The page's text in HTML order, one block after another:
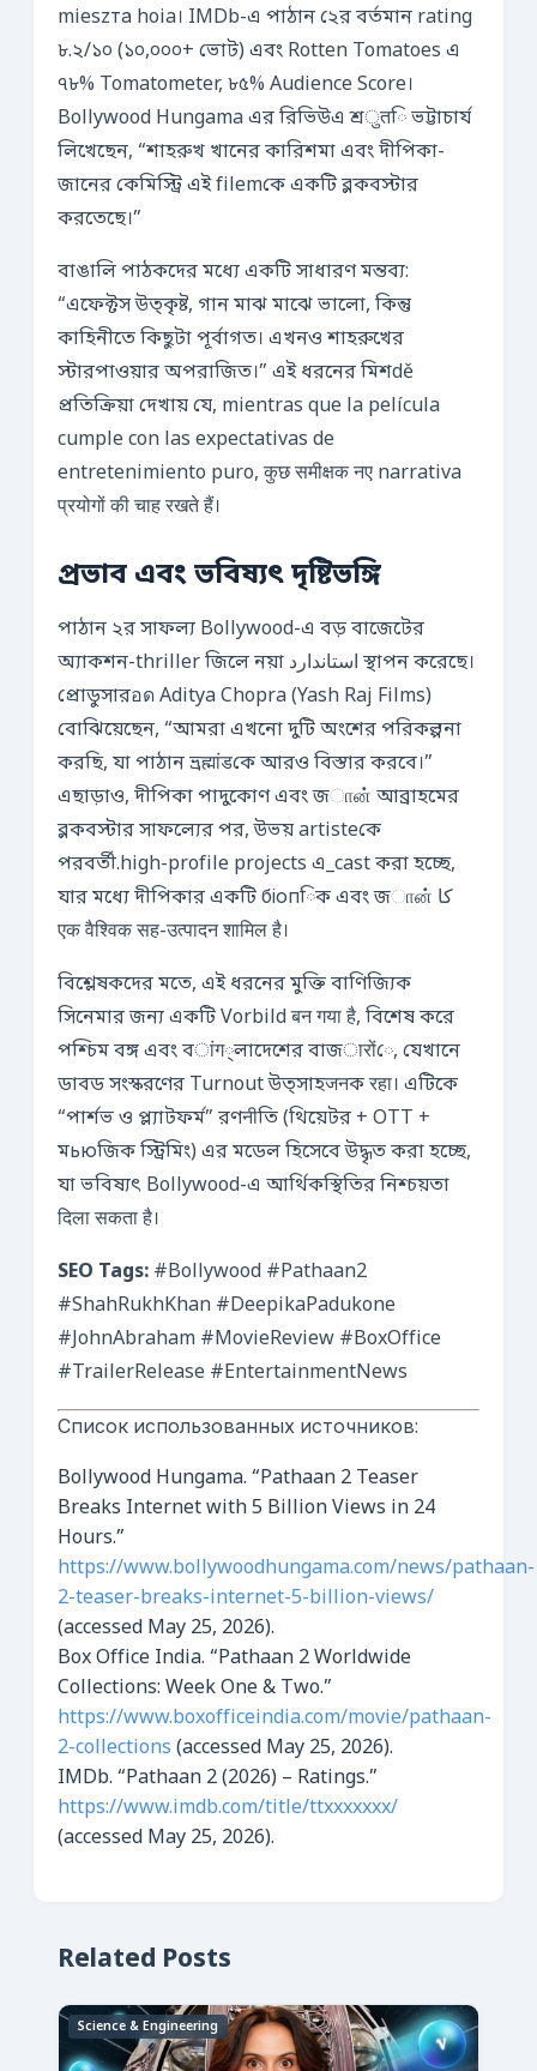
mieszта hoia। IMDb-এ পাঠান ২ের বর্তমান rating
৮.২/১০ (১০,০০০+ ভোট) এবং Rotten Tomatoes এ
৭৮% Tomatometer, ৮৫% Audience Score।
Bollywood Hungama এর রিভিউএ শ্রुतি ভট্টাচার্য
লিখেছেন, “শাহরুখ খানের কারিশমা এবং দীপিকা-
জানের কেমিস্ট্রি এই filemকে একটি ব্লকবস্টার
করতেছে।”
বাঙালি পাঠকদের মধ্যে একটি সাধারণ মন্তব্য:
“এফেক্টস উত্কৃষ্ট, গান মাঝ মাঝে ভালো, কিন্তু
কাহিনীতে কিছুটা পূর্বাগত। এখনও শাহরুখের
স্টারপাওয়ার অপরাজিত।” এই ধরনের মিশdě
প্রতিক্রিয়া দেখায় যে, mientras que la película
cumple con las expectativas de
entretenimiento puro, कुछ समीक्षक नए narrativa
प्रयोगों की चाह रखते हैं।
প্রভাব এবং ভবিষ্যৎ দৃষ্টিভঙ্গি
পাঠান ২র সাফল্য Bollywood-এ বড় বাজেটের
অ্যাকশন-thriller জিলে নয়া استاندارد স্থাপন করেছে।
প্রোডুসারอด Aditya Chopra (Yash Raj Films)
বোঝিয়েছেন, “আমরা এখনো দুটি অংশের পরিকল্পনা
করছি, যা পাঠান ভ্রह्मांडকে আরও বিস্তার করবে।”
এছাড়াও, দীপিকা পাদুকোণ এবং জான் আব্রাহমের
ব্লকবস্টার সাফল্যের পর, উভয় artisteকে
পরবর্তী.high-profile projects এ_cast করা হচ্ছে,
যার মধ্যে দীপিকার একটি біопিক এবং জான் کا
एक वैश्विक सह-उत्पादन शामिल है।
বিশ্লেষকদের মতে, এই ধরনের মুক্তি বাণিজ্যিক
সিনেমার জন্য একটি Vorbild बन गया है, বিশেষ করে
পশ্চিম বঙ্গ এবং বांग্লাদেশের বাজारोंে, যেখানে
ডাবড সংস্করণের Turnout উত্সাহजनক रहा। এটিকে
“পার্শভ ও প্ল্যাটফর্ম” রণनीতি (থিয়েটর + OTT +
মьюজিক স্ট্রিমিং) এর মডেল হিসেবে উদ্ধৃত করা হচ্ছে,
যা ভবিষ্যৎ Bollywood-এ আর্থিকস্থিতির নিশ্চয়তা
दिला सकता है।
SEO Tags: #Bollywood #Pathaan2
#ShahRukhKhan #DeepikaPadukone
#JohnAbraham #MovieReview #BoxOffice
#TrailerRelease #EntertainmentNews
Список использованных источников:
Bollywood Hungama. “Pathaan 2 Teaser
Breaks Internet with 5 Billion Views in 24
Hours.”
https://www.bollywoodhungama.com/news/pathaan-
2-teaser-breaks-internet-5-billion-views/
(accessed May 25, 2026).
Box Office India. “Pathaan 2 Worldwide
Collections: Week One & Two.”
https://www.boxofficeindia.com/movie/pathaan-
2-collections (accessed May 25, 2026).
IMDb. “Pathaan 2 (2026) – Ratings.”
https://www.imdb.com/title/ttxxxxxxx/
(accessed May 25, 2026).
Related Posts
Science & Engineering